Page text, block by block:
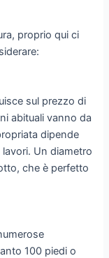
proprio qui ci
sul prezzo di
abituali vanno da
dipende
Un diametro
che è perfetto
100 piedi o